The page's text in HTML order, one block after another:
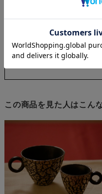
・ご使用前の煮沸は不要で
身があつくなった場合、器
い。
・金属製のもので（金属た
この商品を見た人はこん